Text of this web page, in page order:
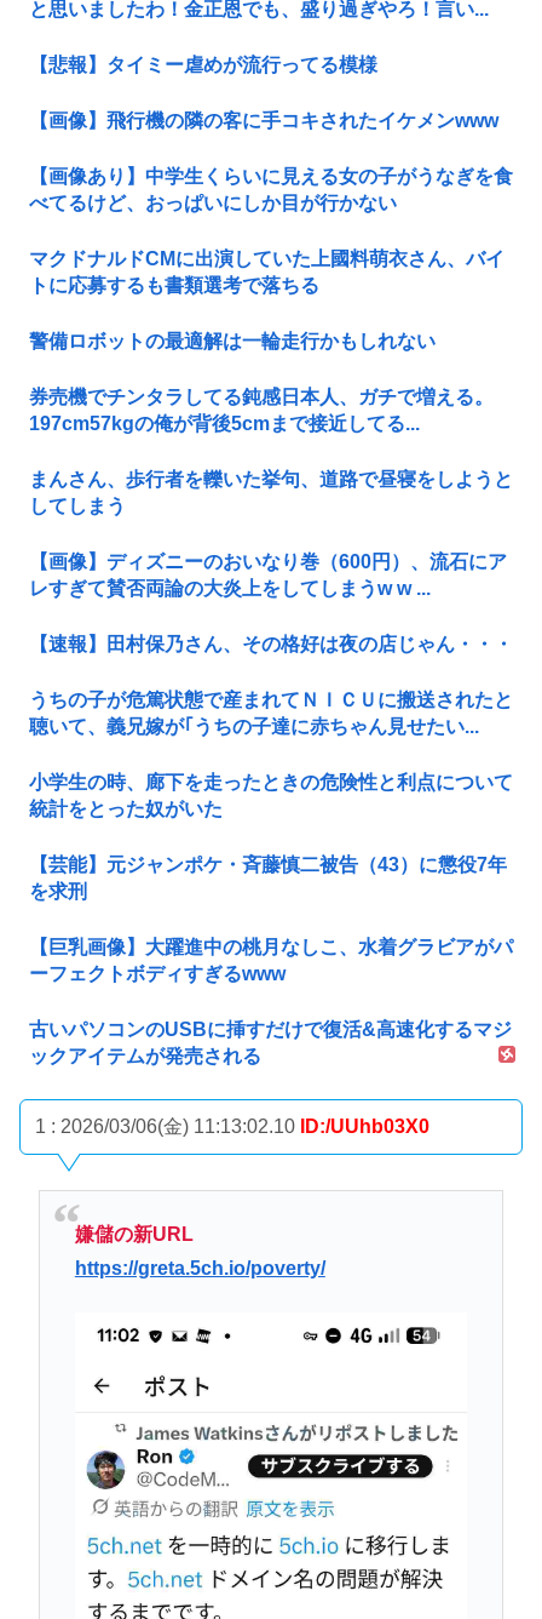
と思いましたわ！金正恩でも、盛り過ぎやろ！言い...
【悲報】タイミー虐めが流行ってる模様
【画像】飛行機の隣の客に手コキされたイケメンwww
【画像あり】中学生くらいに見える女の子がうなぎを食
べてるけど、おっぱいにしか目が行かない
マクドナルドCMに出演していた上國料萌衣さん、バイ
トに応募するも書類選考で落ちる
警備ロボットの最適解は一輪走行かもしれない
券売機でチンタラしてる鈍感日本人、ガチで増える。
197cm57kgの俺が背後5cmまで接近してる...
まんさん、歩行者を轢いた挙句、道路で昼寝をしようと
してしまう
【画像】ディズニーのおいなり巻（600円）、流石にア
レすぎて賛否両論の大炎上をしてしまうw w ...
【速報】田村保乃さん、その格好は夜の店じゃん・・・
うちの子が危篤状態で産まれてＮＩＣＵに搬送されたと
聴いて、義兄嫁が｢うちの子達に赤ちゃん見せたい...
小学生の時、廊下を走ったときの危険性と利点について
統計をとった奴がいた
【芸能】元ジャンポケ・斉藤慎二被告（43）に懲役7年
を求刑
【巨乳画像】大躍進中の桃月なしこ、水着グラビアがパ
ーフェクトボディすぎるwww
古いパソコンのUSBに挿すだけで復活&高速化するマジ
ックアイテムが発売される
1 : 2026/03/06(金) 11:13:02.10 ID:/UUhb03X0
嫌儲の新URL
https://greta.5ch.io/poverty/